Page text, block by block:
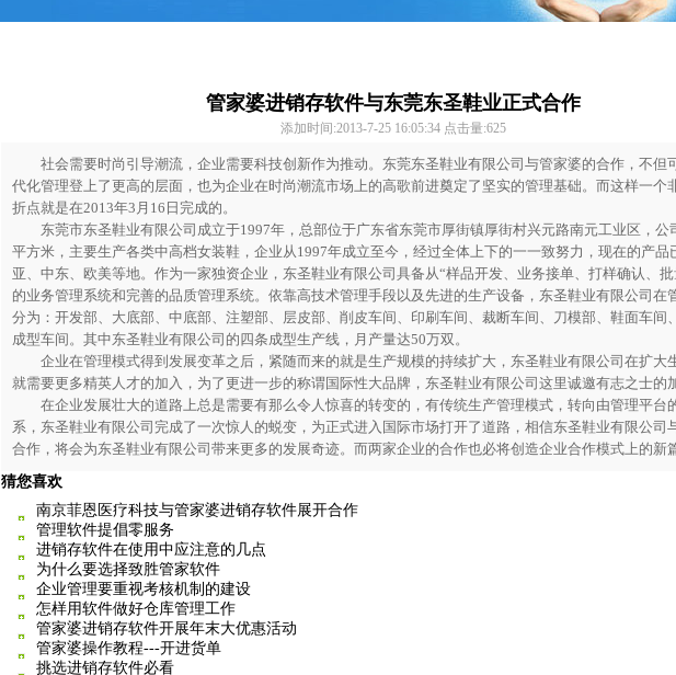
管家婆进销存软件与东莞东圣鞋业正式合作
添加时间:2013-7-25 16:05:34 点击量:625
社会需要时尚引导潮流，企业需要科技创新作为推动。东莞东圣鞋业有限公司与管家婆的合作，不但
代化管理登上了更高的层面，也为企业在时尚潮流市场上的高歌前进奠定了坚实的管理基础。而这样一个
折点就是在2013年3月16日完成的。
东莞市东圣鞋业有限公司成立于1997年，总部位于广东省东莞市厚街镇厚街村兴元路南元工业区，公
平方米，主要生产各类中高档女装鞋，企业从1997年成立至今，经过全体上下的一一致努力，现在的产品
亚、中东、欧美等地。作为一家独资企业，东圣鞋业有限公司具备从“样品开发、业务接单、打样确认、
的业务管理系统和完善的品质管理系统。依靠高技术管理手段以及先进的生产设备，东圣鞋业有限公司在
分为：开发部、大底部、中底部、注塑部、层皮部、削皮车间、印刷车间、裁断车间、刀模部、鞋面车间
成型车间。其中东圣鞋业有限公司的四条成型生产线，月产量达50万双。
企业在管理模式得到发展变革之后，紧随而来的就是生产规模的持续扩大，东圣鞋业有限公司在扩大
就需要更多精英人才的加入，为了更进一步的称谓国际性大品牌，东圣鞋业有限公司这里诚邀有志之士的
在企业发展壮大的道路上总是需要有那么令人惊喜的转变的，有传统生产管理模式，转向由管理平台
系，东圣鞋业有限公司完成了一次惊人的蜕变，为正式进入国际市场打开了道路，相信东圣鞋业有限公司
合作，将会为东圣鞋业有限公司带来更多的发展奇迹。而两家企业的合作也必将创造企业合作模式上的新
猜您喜欢
南京菲恩医疗科技与管家婆进销存软件展开合作
管理软件提倡零服务
进销存软件在使用中应注意的几点
为什么要选择致胜管家软件
企业管理要重视考核机制的建设
怎样用软件做好仓库管理工作
管家婆进销存软件开展年末大优惠活动
管家婆操作教程---开进货单
挑选进销存软件必看